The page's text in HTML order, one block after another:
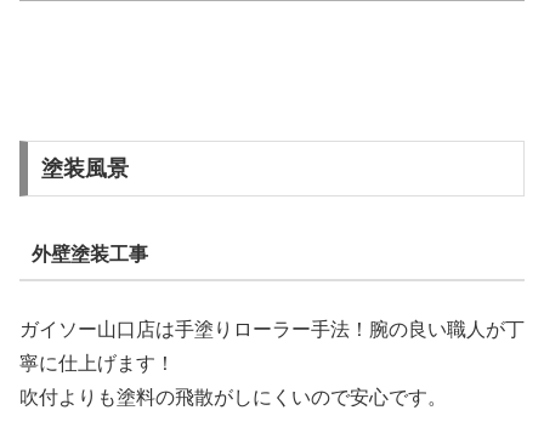
塗装風景
外壁塗装工事
ガイソー山口店は手塗りローラー手法！腕の良い職人が丁
寧に仕上げます！
吹付よりも塗料の飛散がしにくいので安心です。